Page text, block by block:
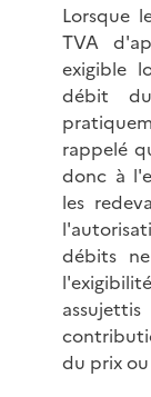
Lorsque
TVA
exigible
débit
rappelé
donc à
les
débits
du prix